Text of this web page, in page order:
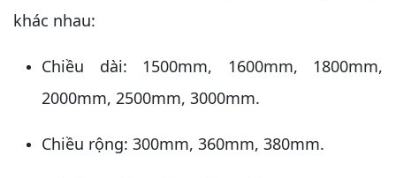
khác nhau:
Chiều dài: 1500mm, 1600mm, 1800mm,
2000mm, 2500mm, 3000mm.
Chiều rộng: 300mm, 360mm, 380mm.